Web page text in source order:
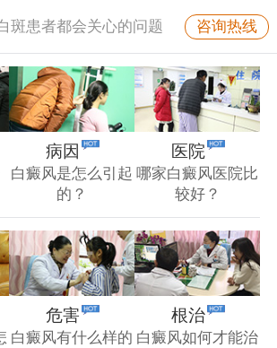
咨询热线
斑患者都会关心的问题
病因
白癜风是怎么引起
的？
医院
哪家白癜风医院比
较好？
危害
白癜风有什么样的
根治
白癜风如何才能治